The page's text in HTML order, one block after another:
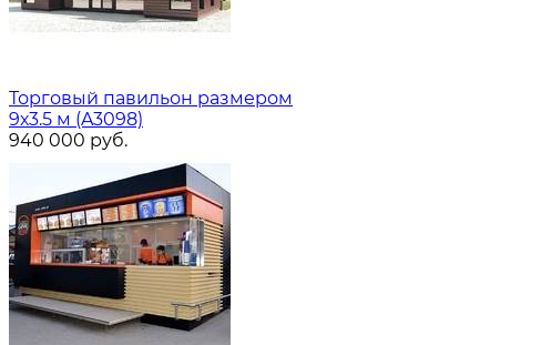
Торговый павильон размером
9х3.5 м (A3098)
940 000 руб.